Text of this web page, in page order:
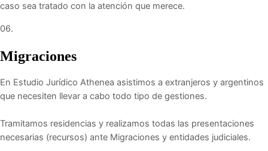
caso sea tratado con la atención que merece.
06.
Migraciones
En Estudio Jurídico Athenea asistimos a extranjeros y argentinos
que necesiten llevar a cabo todo tipo de gestiones.
Tramitamos residencias y realizamos todas las presentaciones
necesarias (recursos) ante Migraciones y entidades judiciales.